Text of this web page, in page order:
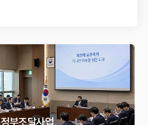
정부조달사업